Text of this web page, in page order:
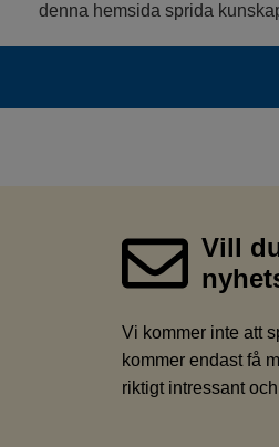
denna hemsida sprida
Vill
Vi kommer inte att
kommer endast få
riktigt intressant